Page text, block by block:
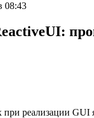
08:43
при реализации